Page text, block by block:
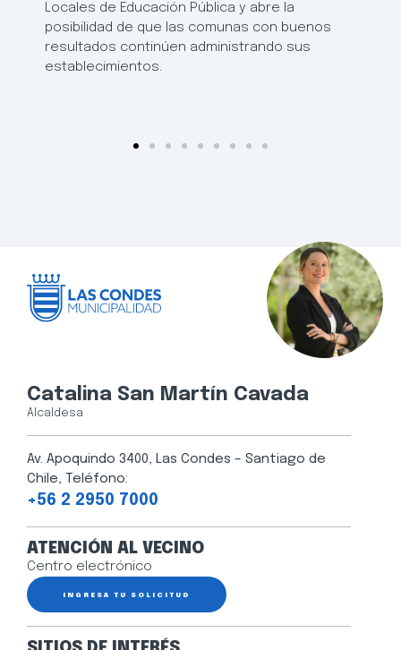
Locales de Educación Pública y abre la
posibilidad de que las comunas con buenos
resultados continúen administrando sus
establecimientos.
Catalina San Martín Cavada
Alcaldesa
Av. Apoquindo 3400, Las Condes – Santiago de
Chile, Teléfono:
+56 2 2950 7000
ATENCIÓN AL VECINO
Centro electrónico
INGRESA TU SOLICITUD